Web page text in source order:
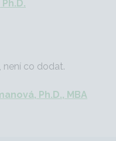
není co dodat.
Ph.D., MBA